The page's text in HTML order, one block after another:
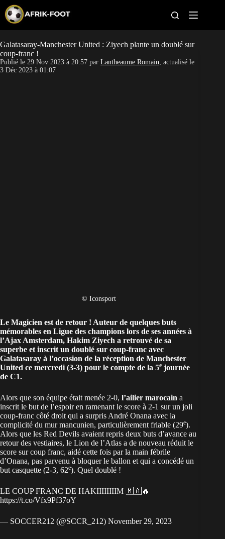
p
o
c
o
CAN féminine
Galatasaray-Manchester United : Ziyech plante un doublé sur
coup-franc !
Publié le 29 Nov 2023 à 20:57 par Lantheaume Romain, actualisé le
3 Déc 2023 à 01:07
© Iconsport
Le Magicien est de retour ! Auteur de quelques buts
mémorables en Ligue des champions lors de ses années à
l’Ajax Amsterdam, Hakim Ziyech a retrouvé de sa
superbe et inscrit un doublé sur coup-franc avec
Galatasaray à l’occasion de la réception de Manchester
United ce mercredi (3-3) pour le compte de la 5e journée
de C1.
Alors que son équipe était menée 2-0, l’ailier marocain a
inscrit le but de l’espoir en ramenant le score à 2-1 sur un joli
coup-franc côté droit qui a surpris André Onana avec la
complicité du mur mancunien, particulièrement friable (29e).
Alors que les Red Devils avaient repris deux buts d’avance au
retour des vestiaires, le Lion de l’Atlas a de nouveau réduit le
score sur coup franc, aidé cette fois par la main fébrile
d’Onana, pas parvenu à bloquer le ballon et qui a concédé un
but casquette (2-3, 62e). Quel doublé !
LE COUP FRANC DE HAKIIIIIIIIM 🇲🇦🔥
https://t.co/Vfx9Pf37oY
— SOCCER212 (@SCCR_212) November 29, 2023